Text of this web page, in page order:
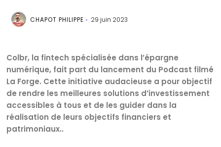
CHAPOT PHILIPPE 29 juin 2023
Colbr, la fintech spécialisée dans l’épargne
numérique, fait part du lancement du Podcast filmé
La Forge. Cette initiative audacieuse a pour objectif
de rendre les meilleures solutions d’investissement
accessibles à tous et de les guider dans la
réalisation de leurs objectifs financiers et
patrimoniaux..